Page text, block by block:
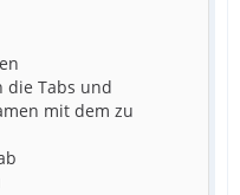
Tabs und
mit dem zu